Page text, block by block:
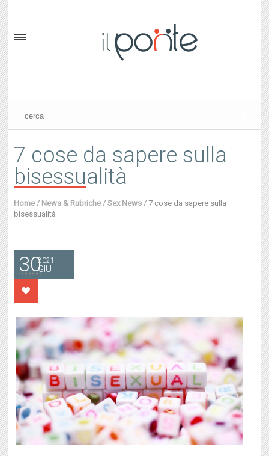
7 cose da sapere sulla
bisessualità
Home / News & Rubriche /Sex News /7 cose da sapere sulla
bisessualità
302021
GIU